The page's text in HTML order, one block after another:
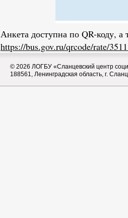
Анкета доступна по QR-коду,
https://bus.gov.ru/qrcode/rate/
© 2026 ЛОГБУ «Сланцевский центр
188561, Ленинградская область, г.